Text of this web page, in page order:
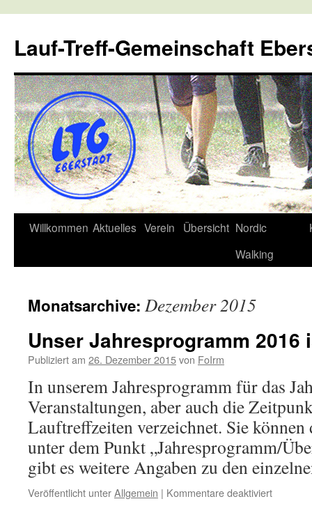
Lauf-Treff-Gemeinschaft
Zum
Willkommen Aktuelles Verein Übersicht Nordic
Walking
Monatsarchive: Dezember 2015
Unser Jahresprogramm 2016
Publiziert am 26. Dezember 2015von FoIrm
In unserem Jahresprogramm für das
Veranstaltungen, aber auch die
Lauftreffzeiten verzeichnet. Sie können
unter dem Punkt „Jahresprogramm/
gibt es weitere Angaben zu den
Veröffentlicht unterAllgemein | Kommentare deaktiviertfür